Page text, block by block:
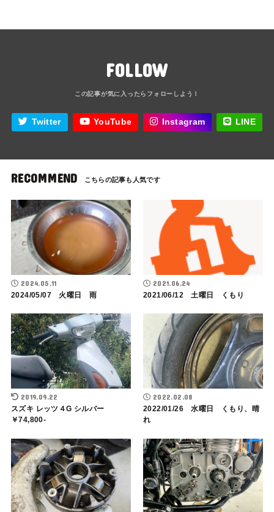
FOLLOW
Twitter YouTube Instagram LINE
RECOMMEND
2024.05.11
2024/05/07 火曜日 雨
2021.06.24
2021/06/12 土曜日 くもり
2019.09.22
スズキ レッツ４G シルバー
￥74,800-
2022.02.08
2022/01/26 水曜日 くもり、晴
れ